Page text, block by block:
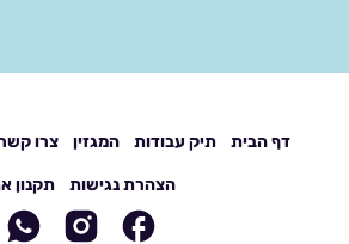
דף הבית תיק עבודות המגזין צרו
הצהרת נגישות תקנון